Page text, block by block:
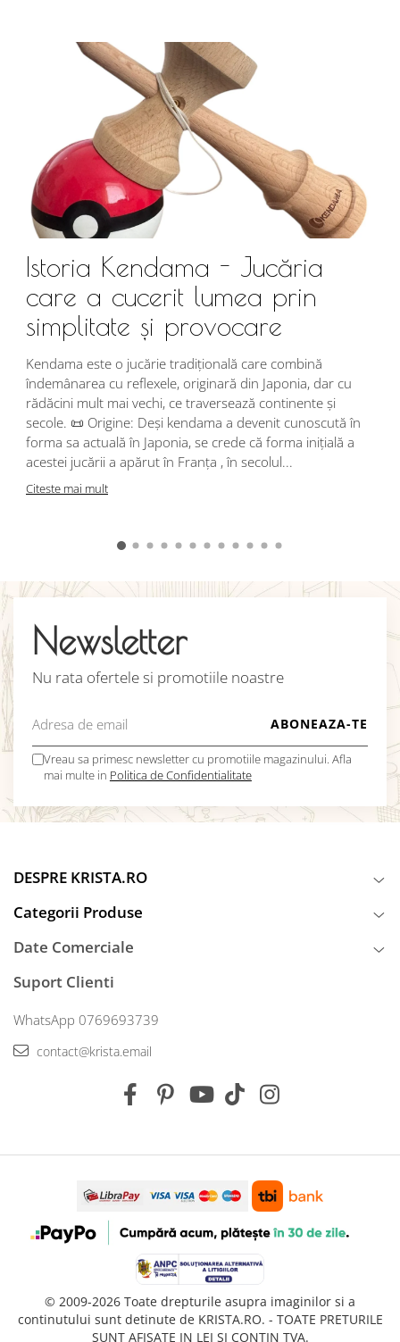
Istoria Kendama - Jucăria
care a cucerit lumea prin
simplitate și provocare
Kendama este o jucărie tradițională care combină
îndemânarea cu reflexele, originară din Japonia, dar cu
rădăcini mult mai vechi, ce traversează continente și
secole. 📜 Origine: Deși kendama a devenit cunoscută în
forma sa actuală în Japonia, se crede că forma inițială a
acestei jucării a apărut în Franța , în secolul...
Citeste mai mult
Newsletter
Nu rata ofertele si promotiile noastre
Vreau sa primesc newsletter cu promotiile magazinului. Afla
mai multe in Politica de Confidentialitate
DESPRE KRISTA.RO
Categorii Produse
Date Comerciale
Suport Clienti
WhatsApp 0769693739
contact@krista.email
© 2009-2026 Toate drepturile asupra imaginilor si a
continutului sunt detinute de KRISTA.RO. - TOATE PRETURILE
SUNT AFISATE IN LEI SI CONTIN TVA.